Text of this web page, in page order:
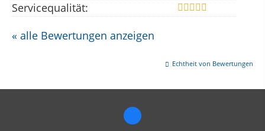
Servicequalität:
« alle Bewertungen anzeigen
Echtheit von Bewertungen